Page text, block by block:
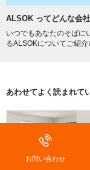
ALSOK ってどんな会社
いつでもあなたのそばに
るALSOKについてご紹介
あわせてよく読まれて
お問い合わせ